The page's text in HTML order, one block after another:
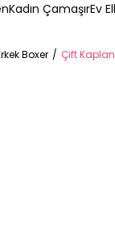
Kadın ÇamaşırEv
Boxer Çift Kaplan